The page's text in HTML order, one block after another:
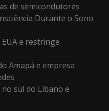
de semicondutores
Durante o Sono
e restringe
Amapá e empresa
sul do Líbano e